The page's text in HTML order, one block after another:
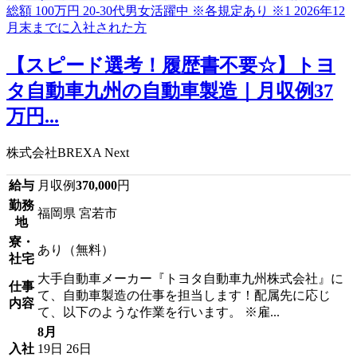
【スピード選考！履歴書不要☆】トヨ
タ自動車九州の自動車製造｜月収例37
万円...
株式会社BREXA Next
給与 月収例370,000円
勤務
地
福岡県 宮若市
寮・
社宅
あり（無料）
仕事
内容
大手自動車メーカー『トヨタ自動車九州株式会社』に
て、自動車製造の仕事を担当します！配属先に応じ
て、以下のような作業を行います。 ※雇...
入社
8月
19日 26日